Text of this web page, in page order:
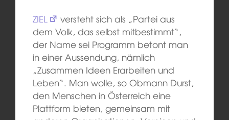
ZIEL
versteht sich als „Partei aus
dem Volk, das selbst mitbestimmt“,
der Name sei Programm betont man
in einer Aussendung, nämlich
„Zusammen Ideen Erarbeiten und
Leben“. Man wolle, so Obmann Durst,
den Menschen in Österreich eine
Plattform bieten, gemeinsam mit